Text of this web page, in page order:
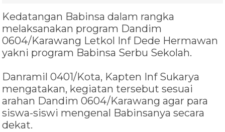
Kedatangan Babinsa dalam rangka
melaksanakan program Dandim
0604/Karawang Letkol Inf Dede Hermawan
yakni program Babinsa Serbu Sekolah.
Danramil 0401/Kota, Kapten Inf Sukarya
mengatakan, kegiatan tersebut sesuai
arahan Dandim 0604/Karawang agar para
siswa-siswi mengenal Babinsanya secara
dekat.